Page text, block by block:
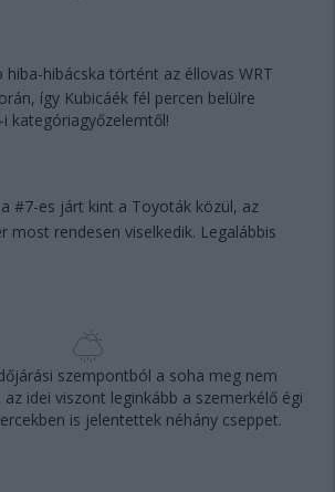
hiba-hibácska történt az éllovas WRT
így Kubicáék fél percen belülre
kategóriagyőzelemtől!
#7-es járt kint a Toyoták közül, az
most rendesen viselkedik. Legalábbis
szempontból a soha meg nem
idei viszont leginkább a szemerkélő égi
is jelentettek néhány cseppet.